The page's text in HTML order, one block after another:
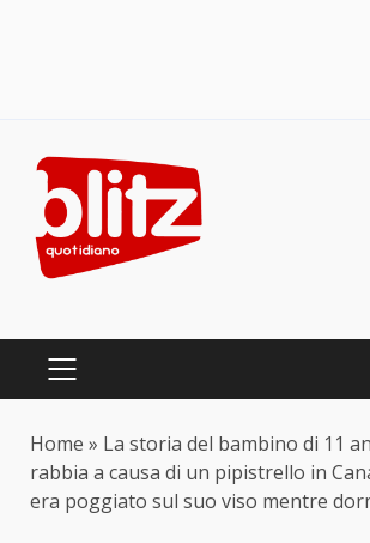
content
PRIMARY
Home » La storia del bambino di 11
rabbia a causa di un pipistrello in
era poggiato sul suo viso mentre